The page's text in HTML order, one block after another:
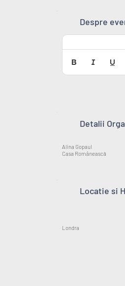
Despre
Detalii
Alina Gopaul
Casa Românească
Locatie si
Londra